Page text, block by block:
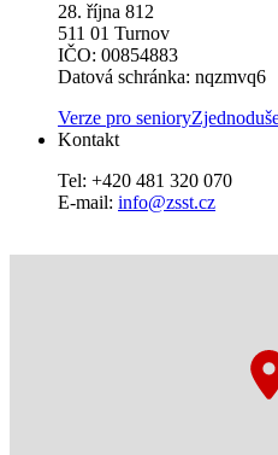
28. října 812
511 01 Turnov
IČO: 00854883
Datová schránka: nqzmvq6
Verze pro seniory
Kontakt
Tel: +420 481 320 070
E-mail: info@zsst.cz